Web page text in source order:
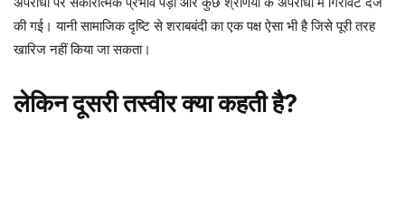
की गई। यानी सामाजिक दृष्टि से शराबबंदी का एक पक्ष ऐसा भी है जिसे पूरी तरह
खारिज नहीं किया जा सकता।
लेकिन दूसरी तस्वीर क्या कहती है?